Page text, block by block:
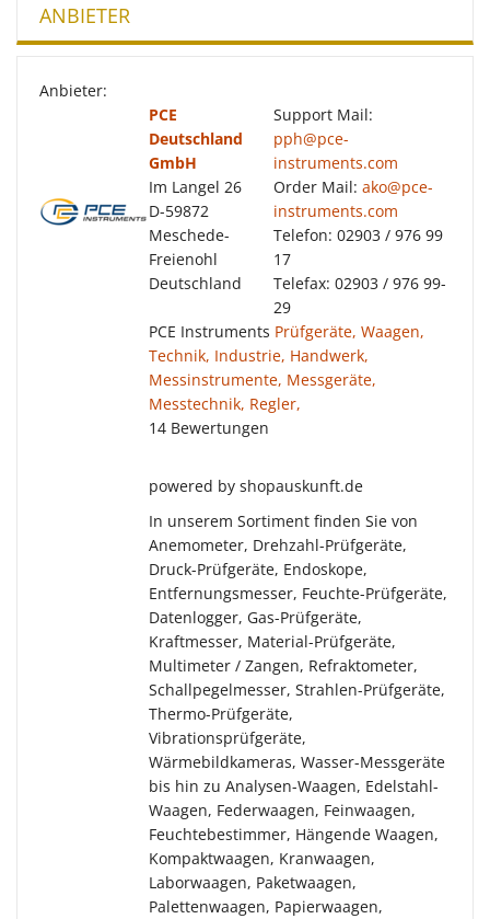
ANBIETER
Anbieter:
PCE
Deutschland
GmbH
Im Langel 26
D-59872
Meschede-
Freienohl
Deutschland
Support Mail:
pph@pce-
instruments.com
Order Mail: ako@pce-
instruments.com
Telefon: 02903 / 976 99
17
Telefax: 02903 / 976 99-
29
PCE Instruments Prüfgeräte, Waagen,
Technik, Industrie, Handwerk,
Messinstrumente, Messgeräte,
Messtechnik, Regler,
14 Bewertungen
powered by shopauskunft.de
In unserem Sortiment finden Sie von
Anemometer, Drehzahl-Prüfgeräte,
Druck-Prüfgeräte, Endoskope,
Entfernungsmesser, Feuchte-Prüfgeräte,
Datenlogger, Gas-Prüfgeräte,
Kraftmesser, Material-Prüfgeräte,
Multimeter / Zangen, Refraktometer,
Schallpegelmesser, Strahlen-Prüfgeräte,
Thermo-Prüfgeräte,
Vibrationsprüfgeräte,
Wärmebildkameras, Wasser-Messgeräte
bis hin zu Analysen-Waagen, Edelstahl-
Waagen, Federwaagen, Feinwaagen,
Feuchtebestimmer, Hängende Waagen,
Kompaktwaagen, Kranwaagen,
Laborwaagen, Paketwaagen,
Palettenwaagen, Papierwaagen,